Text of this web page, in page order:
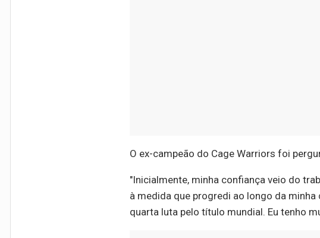
O ex-campeão do Cage Warriors foi
"Inicialmente, minha confiança veio do
à medida que progredi ao longo da
quarta luta pelo título mundial. Eu tenho